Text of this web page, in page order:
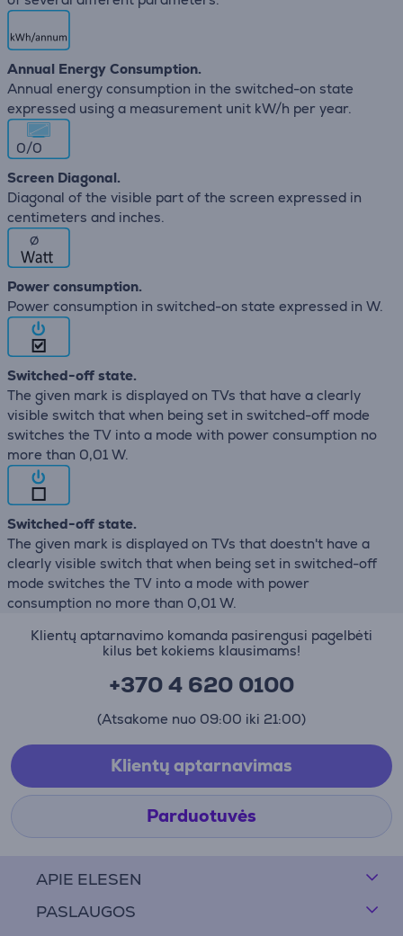
Annual Energy Consumption.
Annual energy consumption in the switched-on state
expressed using a measurement unit kW/h per year.
0/0
Screen Diagonal.
Diagonal of the visible part of the screen expressed in
centimeters and inches.
∅
Power consumption.
Power consumption in switched-on state expressed in W.
Switched-off state.
The given mark is displayed on TVs that have a clearly
visible switch that when being set in switched-off mode
switches the TV into a mode with power consumption no
more than 0,01 W.
Switched-off state.
The given mark is displayed on TVs that doestn't have a
clearly visible switch that when being set in switched-off
mode switches the TV into a mode with power
consumption no more than 0,01 W.
APIE ELESEN
PASLAUGOS
Klientų aptarnavimo komanda pasirengusi pagelbėti
kilus bet kokiems klausimams!
+370 4 620 0100
(Atsakome nuo 09:00 iki 21:00)
Klientų aptarnavimas
Parduotuvės